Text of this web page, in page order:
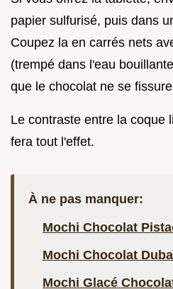
papier sulfurisé, puis dans
Coupez la en carrés nets
(trempé dans l'eau
que le chocolat ne se
Le contraste entre la
fera tout l'effet.
À ne pas manquer:
Mochi Chocolat
Mochi Chocolat
Mochi Glacé